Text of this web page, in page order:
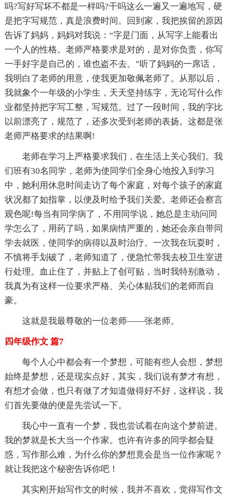
吗?写好写坏不都是一样吗?干吗这么一遍又一遍地写，硬
是把字写规范，真是浪费时间。回到家，我把挨留的原因
告诉了妈妈，妈妈对我说：“字是门面，从写字上能看出
一个人的性格。老师严格要求是对的，是对你负责，你写
一手好字是自己的，谁也盗不去。”听了妈妈的一席话，
我明白了老师的用意，使我更加敬佩老师了。从那以后，
我就象个一年级的小学生，天天坚持练字，无论写什么作
业都坚持把字写工整，写规范。过了一段时间，我的字比
以前漂亮了，规范了，还多次受到老师的表扬。这都是张
老师严格要求的结果啊!
老师在学习上严格要求我们，在生活上关心我们。我
们班有30名同学，老师为使同学们全身心地投入到学习
中，她利用休息时间走访了每个家庭，对每个孩子的家庭
状况都了如指掌，以便及时给予我们关爱。老师还会察言
观色呢!每当有同学病了，不用同学说，她总是主动问同
学怎么了，用药了吗，如果病情严重的，她还会亲自带同
学去就医，使同学的病得以及时治疗。一次我在玩耍时，
不慎将手划破了，老师知道了，便急忙带我去校卫生室进
行处理。血止住了，并贴上了创可贴，当时我特别激动，
我真为有这样一位要求严格、关心体贴我们的老师而自
豪。
这就是我最尊敬的一位老师——张老师。
四年级作文 篇7
每个人心中都会有一个梦想，可能有些人会想，梦想
始终是梦想，还是现实点好，其实，我们说有梦才有想，
有想才会做，也只有做了才知道做得好不好，这样说，我
们首先要做的便是先尝试一下。
我心中一直有一个梦，我也尝试着在向这个梦前进。
我的梦就是长大当一个作家。也许有许多的同学都会疑
惑，写作那么难，为什么你的梦想竟会是当一位作家呢？
就让我把这个秘密告诉你吧！
其实刚开始写作文的时候，我并不喜欢，觉得写作文